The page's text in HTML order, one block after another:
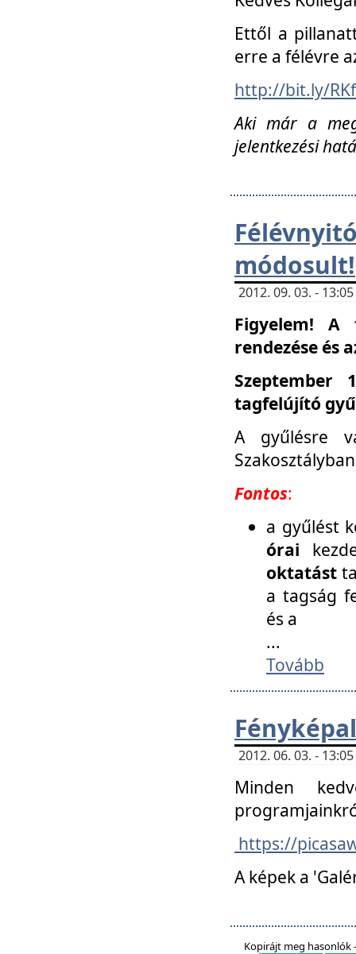
Ettől a
erre a félévre
http://bit.ly/
Aki már a
jelentkezési
módosult!
2012. 09. 03. -
Figyelem! A
rendezése és
Szeptember
tagfelújító
A gyűlésre
Fontos:
a gyűlést
órai
oktatást
a tagság
és a
...
Tovább
2012. 06. 03. -
Minden
https://
A képek a
Kopirájt meg hasonlók